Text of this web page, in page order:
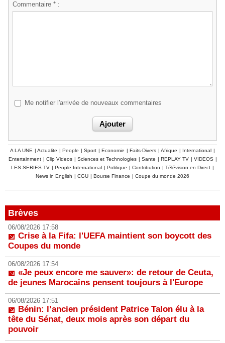
Commentaire * :
Me notifier l'arrivée de nouveaux commentaires
A LA UNE | Actualite | People | Sport | Economie | Faits-Divers | Afrique | International |
Entertainment | Clip Videos | Sciences et Technologies | Sante | REPLAY TV | VIDEOS |
LES SERIES TV | People International | Politique | Contribution | Télévision en Direct |
News in English | CGU | Bourse Finance | Coupe du monde 2026
Brèves
06/08/2026 17:58
Crise à la Fifa: l'UEFA maintient son boycott des
Coupes du monde
06/08/2026 17:54
«Je peux encore me sauver»: de retour de Ceuta,
de jeunes Marocains pensent toujours à l'Europe
06/08/2026 17:51
Bénin: l’ancien président Patrice Talon élu à la
tête du Sénat, deux mois après son départ du
pouvoir